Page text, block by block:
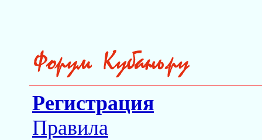
Регистрация
Правила